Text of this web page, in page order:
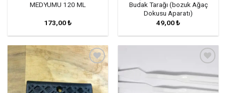
MEDYUMU 120 ML
173,00₺
Budak Tarağı (bozuk Ağaç
Dokusu Aparatı)
49,00₺
Favorilerime
Ekle
Favorilerime
Ekle